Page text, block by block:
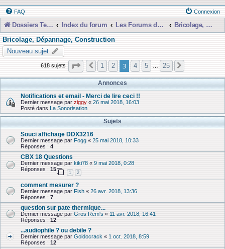
FAQ Connexion
Dossiers Techniques Index du forum Les Forums de Discussions
Bricolage, Dépannage, Construction
Bricolage, Dépannage, Construction
Nouveau sujet
618 sujets Page 3sur25
Précédente
1 2 3 4 5 25
Annonces
Notifications et email - Merci de lire ceci !!
Dernier message par ziggy « 26 mai 2018, 16:03
Posté dans La Sonorisation
Sujets
Souci affichage DDX3216
Dernier message par Fogg « 25 mai 2018, 10:33
Réponses : 4
CBX 18 Questions
Dernier message par kiki78 « 9 mai 2018, 0:28
Réponses : 15
1 2
comment mesurer ?
Dernier message par Fish « 26 avr. 2018, 13:36
Réponses : 7
question sur pate thermique...
Dernier message par Gros Rem's « 11 avr. 2018, 16:41
Réponses : 12
...audiophile ? ou debile ?
Dernier message par Goldocrack « 1 oct. 2018, 8:59
Réponses : 12